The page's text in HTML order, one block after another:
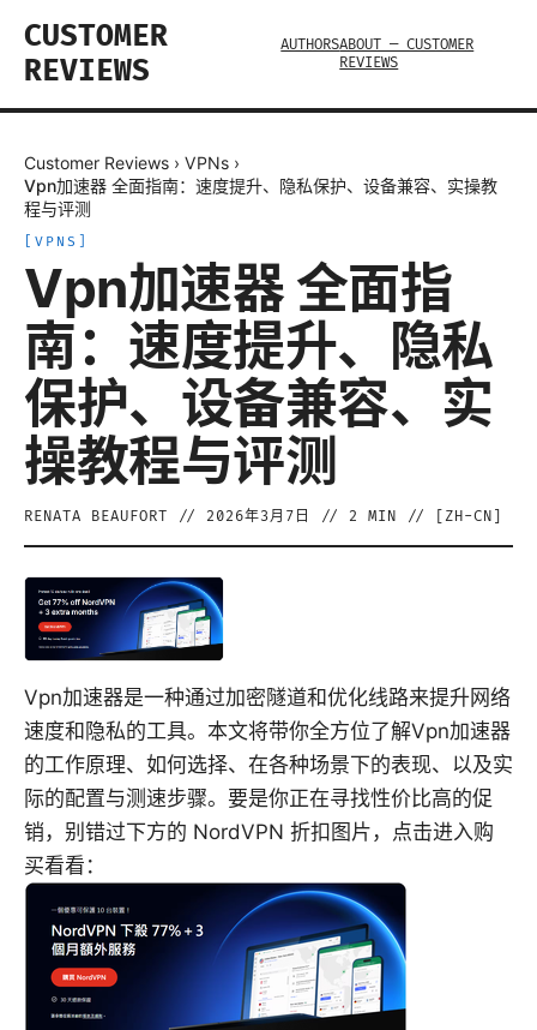
CUSTOMER
REVIEWS
AUTHORSABOUT — CUSTOMER
REVIEWS
Customer Reviews › VPNs ›
Vpn加速器 全面指南：速度提升、隐私保护、设备兼容、实操教
程与评测
VPNS
Vpn加速器 全面指
南：速度提升、隐私
保护、设备兼容、实
操教程与评测
RENATA BEAUFORT // 2026年3月7日 // 2 MIN // [ ZH-CN
Vpn加速器是一种通过加密隧道和优化线路来提升网络
速度和隐私的工具。本文将带你全方位了解Vpn加速器
的工作原理、如何选择、在各种场景下的表现、以及实
际的配置与测速步骤。要是你正在寻找性价比高的促
销，别错过下方的 NordVPN 折扣图片，点击进入购
买看看：